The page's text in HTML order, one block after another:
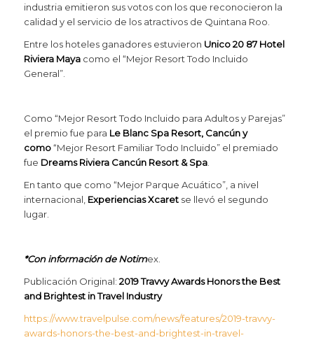
industria emitieron sus votos con los que reconocieron la
calidad y el servicio de los atractivos de Quintana Roo.
Entre los hoteles ganadores estuvieron Unico 20 87 Hotel
Riviera Mayacomo el “Mejor Resort Todo Incluido
General”.
Como “Mejor Resort Todo Incluido para Adultos y Parejas”
el premio fue para Le Blanc Spa Resort, Cancún y
como“Mejor Resort Familiar Todo Incluido” el premiado
fue Dreams Riviera Cancún Resort & Spa.
En tanto que como “Mejor Parque Acuático”, a nivel
internacional, Experiencias Xcaretse llevó el segundo
lugar.
*Con información de Notimex.
Publicación Original: 2019 Travvy Awards Honors the Best
and Brightest in Travel Industry
https://www.travelpulse.com/news/features/2019-travvy-
awards-honors-the-best-and-brightest-in-travel-